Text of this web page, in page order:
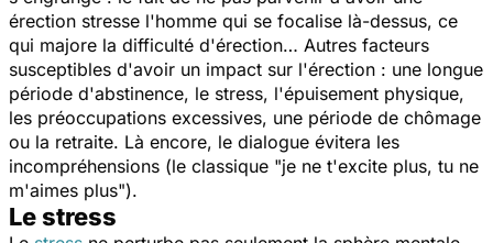
érection stresse l'homme qui se focalise là-dessus, ce
qui majore la difficulté d'érection… Autres facteurs
susceptibles d'avoir un impact sur l'érection : une longue
période d'abstinence, le stress, l'épuisement physique,
les préoccupations excessives, une période de chômage
ou la retraite. Là encore, le dialogue évitera les
incompréhensions (le classique "je ne t'excite plus, tu ne
m'aimes plus").
Le stress